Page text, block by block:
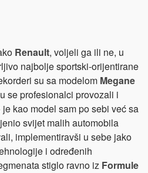
Renault, voljeli ga ili ne, u
najbolje sportski-orijentirane
su sa modelom Megane
se profesionalci provozali i
je kao model sam po sebi već sa
svijet malih automobila
implementiravši u sebe jako
i određenih
stiglo ravno izFormule